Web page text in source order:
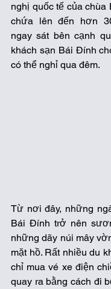
nghị quốc tế của
chứa lên đến hơn
ngay sát bên cạnh
khách sạn Bái Đính
có thể nghỉ qua đêm.
Từ nơi đây, những
Bái Đính trở nên
những dãy núi mây
mặt hồ. Rất nhiều du
chỉ mua vé xe điện
quay ra bằng cách đi